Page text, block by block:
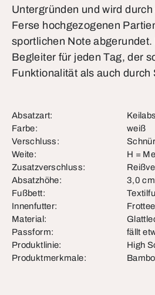
Untergründen und wird
Ferse hochgezogenen
sportlichen Note
Begleiter für jeden Tag, der
Funktionalität als auch durch
Absatzart:
Farbe:
weiß
Verschluss:
Weite:
H =
Zusatzverschluss:
Absatzhöhe:
3,0 cm
Fußbett:
Innenfutter:
Material:
Passform:
fällt
Produktlinie:
High
Produktmerkmale: